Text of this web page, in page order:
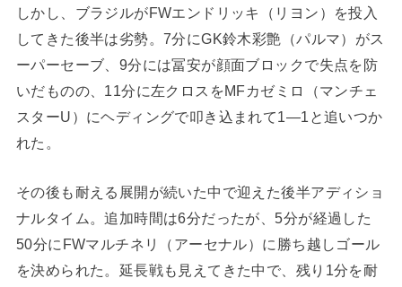
しかし、ブラジルがFWエンドリッキ（リヨン）を投入
してきた後半は劣勢。7分にGK鈴木彩艶（パルマ）がス
ーパーセーブ、9分には冨安が顔面ブロックで失点を防
いだものの、11分に左クロスをMFカゼミロ（マンチェ
スターU）にヘディングで叩き込まれて1―1と追いつか
れた。
その後も耐える展開が続いた中で迎えた後半アディショ
ナルタイム。追加時間は6分だったが、5分が経過した
50分にFWマルチネリ（アーセナル）に勝ち越しゴール
を決められた。延長戦も見えてきた中で、残り1分を耐